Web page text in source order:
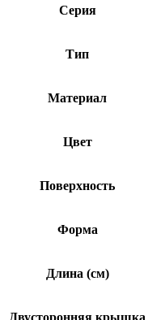
Серия
Тип
Материал
Цвет
Поверхность
Форма
Длина (см)